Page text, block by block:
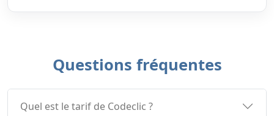
Questions fréquentes
Quel est le tarif de Codeclic ?